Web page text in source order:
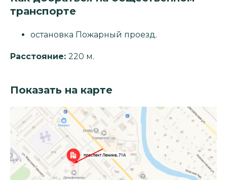
транспорте
остановка Пожарный проезд.
Расстояние: 220 м.
Показать на карте